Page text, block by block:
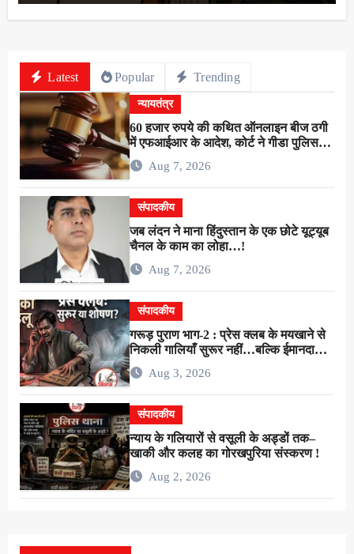
Latest Popular Trending
न्यायतंत्र
60 हजार रुपये की कथित ऑनलाइन बीज ठगी
में एफआईआर के आदेश, कोर्ट ने गीडा पुलिस
को 24 घंटे में मुकदमा दर्ज करने का दिया निर्देश
Aug 7, 2026
संपादकीय
जब लंदन ने माना हिंदुस्तान के एक छोटे यूट्यूब
चैनल के काम का लोहा…!
Aug 7, 2026
संपादकीय
गरूड़ पुराण भाग-2 : प्रेस क्लब के मयखाने से
निकली गालियाँ सुरूर नहीं…बल्कि ईमानदारी
के शोषण की चीख थी !
Aug 3, 2026
संपादकीय
न्याय के गलियारों से वसूली के अड्डों तक–
खाकी और कलह का गोरखपुरिया संस्करण !
Aug 2, 2026